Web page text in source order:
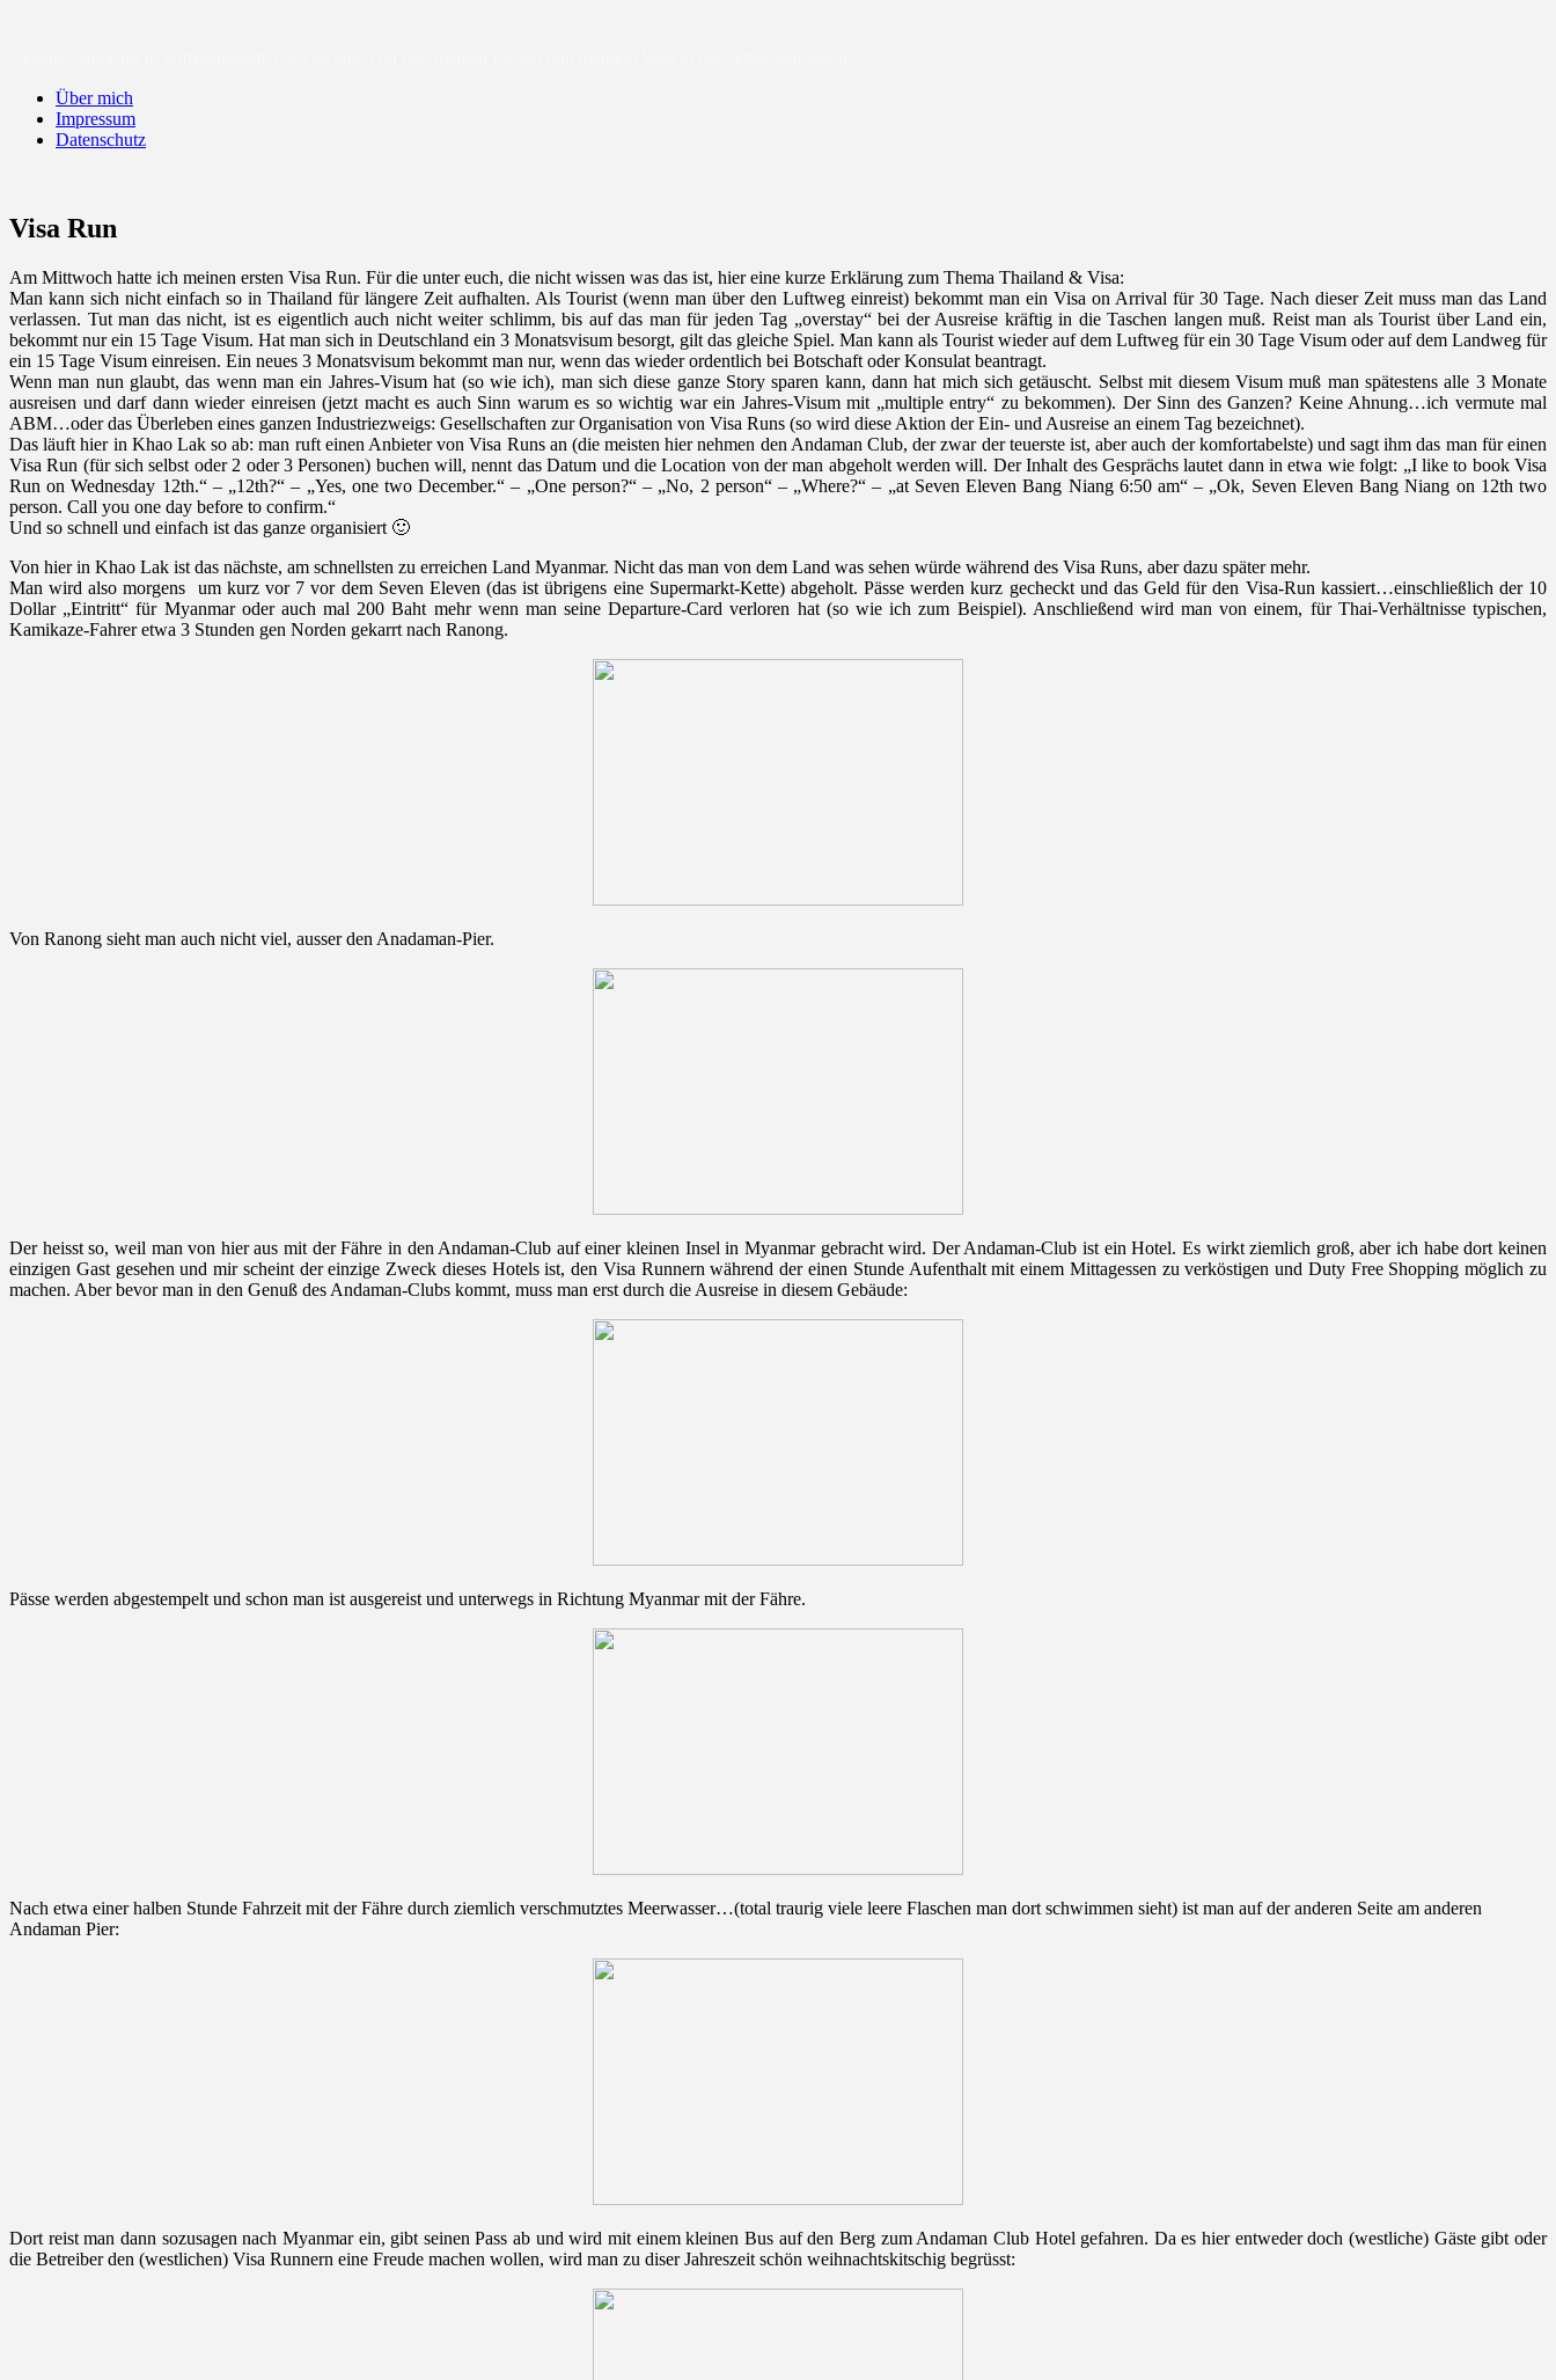
Über mich
Impressum
Datenschutz
Visa Run
Am Mittwoch hatte ich meinen ersten Visa Run. Für die unter euch, die nicht wissen was das ist, hier eine kurze Erklärung zum Thema Thailand & Visa:
Man kann sich nicht einfach so in Thailand für längere Zeit aufhalten. Als Tourist (wenn man über den Luftweg einreist) bekommt man ein Visa on Arrival für 30 Tage. Nach dieser Zeit muss man das Land
verlassen. Tut man das nicht, ist es eigentlich auch nicht weiter schlimm, bis auf das man für jeden Tag „overstay“ bei der Ausreise kräftig in die Taschen langen muß. Reist man als Tourist über Land ein,
bekommt nur ein 15 Tage Visum. Hat man sich in Deutschland ein 3 Monatsvisum besorgt, gilt das gleiche Spiel. Man kann als Tourist wieder auf dem Luftweg für ein 30 Tage Visum oder auf dem Landweg für
ein 15 Tage Visum einreisen. Ein neues 3 Monatsvisum bekommt man nur, wenn das wieder ordentlich bei Botschaft oder Konsulat beantragt.
Wenn man nun glaubt, das wenn man ein Jahres-Visum hat (so wie ich), man sich diese ganze Story sparen kann, dann hat mich sich getäuscht. Selbst mit diesem Visum muß man spätestens alle 3 Monate
ausreisen und darf dann wieder einreisen (jetzt macht es auch Sinn warum es so wichtig war ein Jahres-Visum mit „multiple entry“ zu bekommen). Der Sinn des Ganzen? Keine Ahnung…ich vermute mal
ABM…oder das Überleben eines ganzen Industriezweigs: Gesellschaften zur Organisation von Visa Runs (so wird diese Aktion der Ein- und Ausreise an einem Tag bezeichnet).
Das läuft hier in Khao Lak so ab: man ruft einen Anbieter von Visa Runs an (die meisten hier nehmen den Andaman Club, der zwar der teuerste ist, aber auch der komfortabelste) und sagt ihm das man für einen
Visa Run (für sich selbst oder 2 oder 3 Personen) buchen will, nennt das Datum und die Location von der man abgeholt werden will. Der Inhalt des Gesprächs lautet dann in etwa wie folgt: „I like to book Visa
Run on Wednesday 12th.“ – „12th?“ – „Yes, one two December.“ – „One person?“ – „No, 2 person“ – „Where?“ – „at Seven Eleven Bang Niang 6:50 am“ – „Ok, Seven Eleven Bang Niang on 12th two
person. Call you one day before to confirm.“
Und so schnell und einfach ist das ganze organisiert 🙂
Von hier in Khao Lak ist das nächste, am schnellsten zu erreichen Land Myanmar. Nicht das man von dem Land was sehen würde während des Visa Runs, aber dazu später mehr.
Man wird also morgens um kurz vor 7 vor dem Seven Eleven (das ist übrigens eine Supermarkt-Kette) abgeholt. Pässe werden kurz gecheckt und das Geld für den Visa-Run kassiert…einschließlich der 10
Dollar „Eintritt“ für Myanmar oder auch mal 200 Baht mehr wenn man seine Departure-Card verloren hat (so wie ich zum Beispiel). Anschließend wird man von einem, für Thai-Verhältnisse typischen,
Kamikaze-Fahrer etwa 3 Stunden gen Norden gekarrt nach Ranong.
Von Ranong sieht man auch nicht viel, ausser den Anadaman-Pier.
Der heisst so, weil man von hier aus mit der Fähre in den Andaman-Club auf einer kleinen Insel in Myanmar gebracht wird. Der Andaman-Club ist ein Hotel. Es wirkt ziemlich groß, aber ich habe dort keinen
einzigen Gast gesehen und mir scheint der einzige Zweck dieses Hotels ist, den Visa Runnern während der einen Stunde Aufenthalt mit einem Mittagessen zu verköstigen und Duty Free Shopping möglich zu
machen. Aber bevor man in den Genuß des Andaman-Clubs kommt, muss man erst durch die Ausreise in diesem Gebäude:
Pässe werden abgestempelt und schon man ist ausgereist und unterwegs in Richtung Myanmar mit der Fähre.
Nach etwa einer halben Stunde Fahrzeit mit der Fähre durch ziemlich verschmutztes Meerwasser…(total traurig viele leere Flaschen man dort schwimmen sieht) ist man auf der anderen Seite am anderen
Andaman Pier:
Dort reist man dann sozusagen nach Myanmar ein, gibt seinen Pass ab und wird mit einem kleinen Bus auf den Berg zum Andaman Club Hotel gefahren. Da es hier entweder doch (westliche) Gäste gibt oder
die Betreiber den (westlichen) Visa Runnern eine Freude machen wollen, wird man zu diser Jahreszeit schön weihnachtskitschig begrüsst: